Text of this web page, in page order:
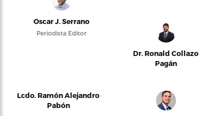
Oscar J. Serrano
Periodista Editor
Dr. Ronald Collazo
Pagán
Lcdo. Ramón Alejandro
Pabón